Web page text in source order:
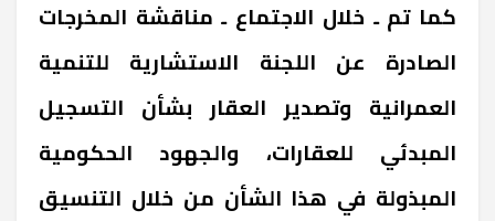
كما تم ـ خلال الاجتماع ـ مناقشة المخرجات
الصادرة عن اللجنة الاستشارية للتنمية
العمرانية وتصدير العقار بشأن التسجيل
المبدئي للعقارات، والجهود الحكومية
المبذولة في هذا الشأن من خلال التنسيق